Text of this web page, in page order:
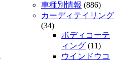
車種別情報 (886)
カーディテイリング
(34)
ボディコーテ
ィング (11)
ウインドウコ